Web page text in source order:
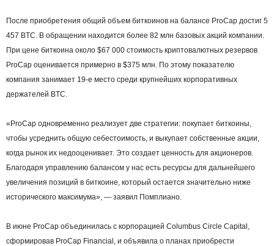
После приобретения общий объем биткоинов на балансе ProCap достиг 5
457 BTC. В обращении находится более 82 млн базовых акций компании.
При цене биткоина около $67 000 стоимость криптовалютных резервов
ProCap оценивается примерно в $375 млн. По этому показателю
компания занимает 19-е место среди крупнейших корпоративных
держателей BTC.
«ProCap одновременно реализует две стратегии: покупает биткоины,
чтобы усреднить общую себестоимость, и выкупает собственные акции,
когда рынок их недооценивает. Это создает ценность для акционеров.
Благодаря управлению балансом у нас есть ресурсы для дальнейшего
увеличения позиций в биткоине, который остается значительно ниже
исторического максимума», — заявил Помплиано.
В июне ProCap объединилась с корпорацией Columbus Circle Capital,
сформировав ProCap Financial, и объявила о планах приобрести